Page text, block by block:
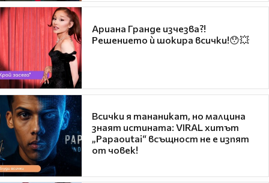
Ариана Гранде изчезва?!
Решението ѝ шокира всички!😯💥
Всички я тананикат, но малцина
знаят истината: VIRAL хитът
„Papaoutai“ всъщност не е изпят
от човек!